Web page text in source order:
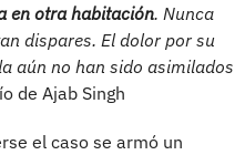
en otra habitación. Nunca
dispares. El dolor por su
aún no han sido asimilados
de Ajab Singh
el caso se armó un